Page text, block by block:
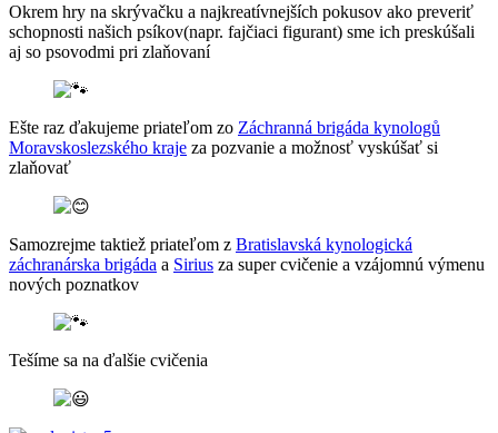
Okrem hry na skrývačku a najkreatívnejších pokusov ako preveriť
schopnosti našich psíkov(napr. fajčiaci figurant) sme ich preskúšali
aj so psovodmi pri zlaňovaní
Ešte raz ďakujeme priateľom zo Záchranná brigáda kynologů
Moravskoslezského kraje za pozvanie a možnosť vyskúšať si
zlaňovať
Samozrejme taktiež priateľom z Bratislavská kynologická
záchranárska brigáda a Sirius za super cvičenie a vzájomnú výmenu
nových poznatkov
Tešíme sa na ďalšie cvičenia